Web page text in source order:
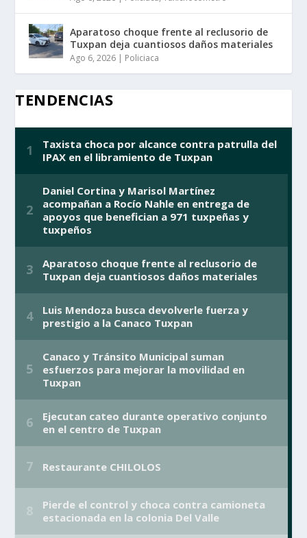
Aparatoso choque frente al reclusorio de
Tuxpan deja cuantiosos daños materiales
Ago 6, 2026 | Policiaca
TENDENCIAS